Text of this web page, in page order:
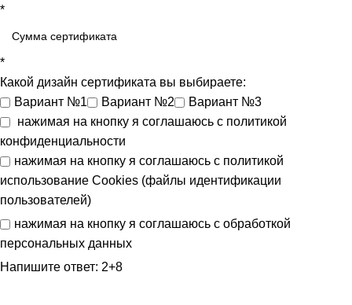
*
*
Какой дизайн сертификата вы выбираете:
Вариант №1
Вариант №2
Вариант №3
нажимая на кнопку я соглашаюсь с политикой
конфиденциальности
нажимая на кнопку я соглашаюсь с политикой
использование Cookies (файлы идентификации
пользователей)
нажимая на кнопку я соглашаюсь с обработкой
персональных данных
Напишите ответ: 2+8